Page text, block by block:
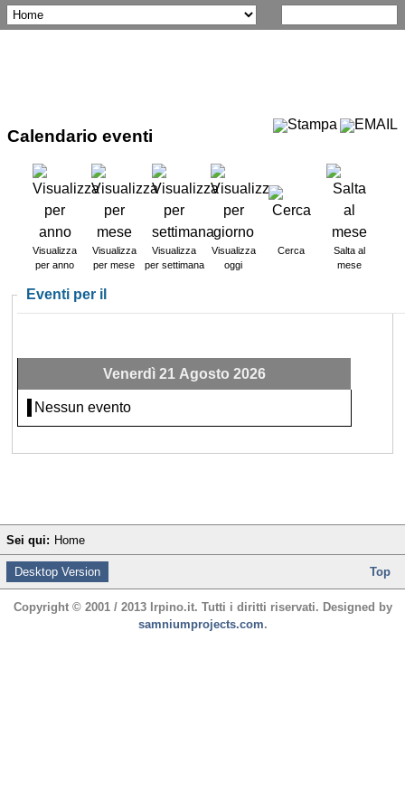
Calendario eventi
Visualizza
per anno
Visualizza
per mese
Visualizza
per settimana
Visualizza
oggi
Cerca
Salta al
mese
Eventi per il
Venerdì 21 Agosto 2026
Nessun evento
Sei qui: Home
Desktop Version Top
Copyright © 2001 / 2013 Irpino.it. Tutti i diritti riservati. Designed by
samniumprojects.com.